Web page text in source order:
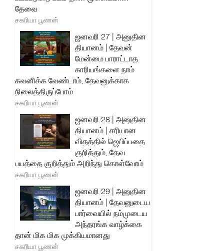
தேவை
சகரியா பூணன்
ஜனவரி 27 | அனுதின
தியானம் | தேவன்
மேன்மை பாராட்டாத
காரியங்களை நாம்
கவனிக்க வேண்டாம், தேவனுக்காக
நிலைத்திருப்போம்
சகரியா பூணன்
ஜனவரி 28 | அனுதின
தியானம் | சரியான
விதத்தில் ஜெபிப்பதை
குறித்தும், தேவ
பயத்தை குறித்தும் அறிந்து கொள்வோம்
சகரியா பூணன்
ஜனவரி 29 | அனுதின
தியானம் | தேவனுடைய
பார்வையில் நம்முடைய
அந்தரங்க வாழ்க்கை
தான் மிக மிக முக்கியமானது
சகரியா பூணன்